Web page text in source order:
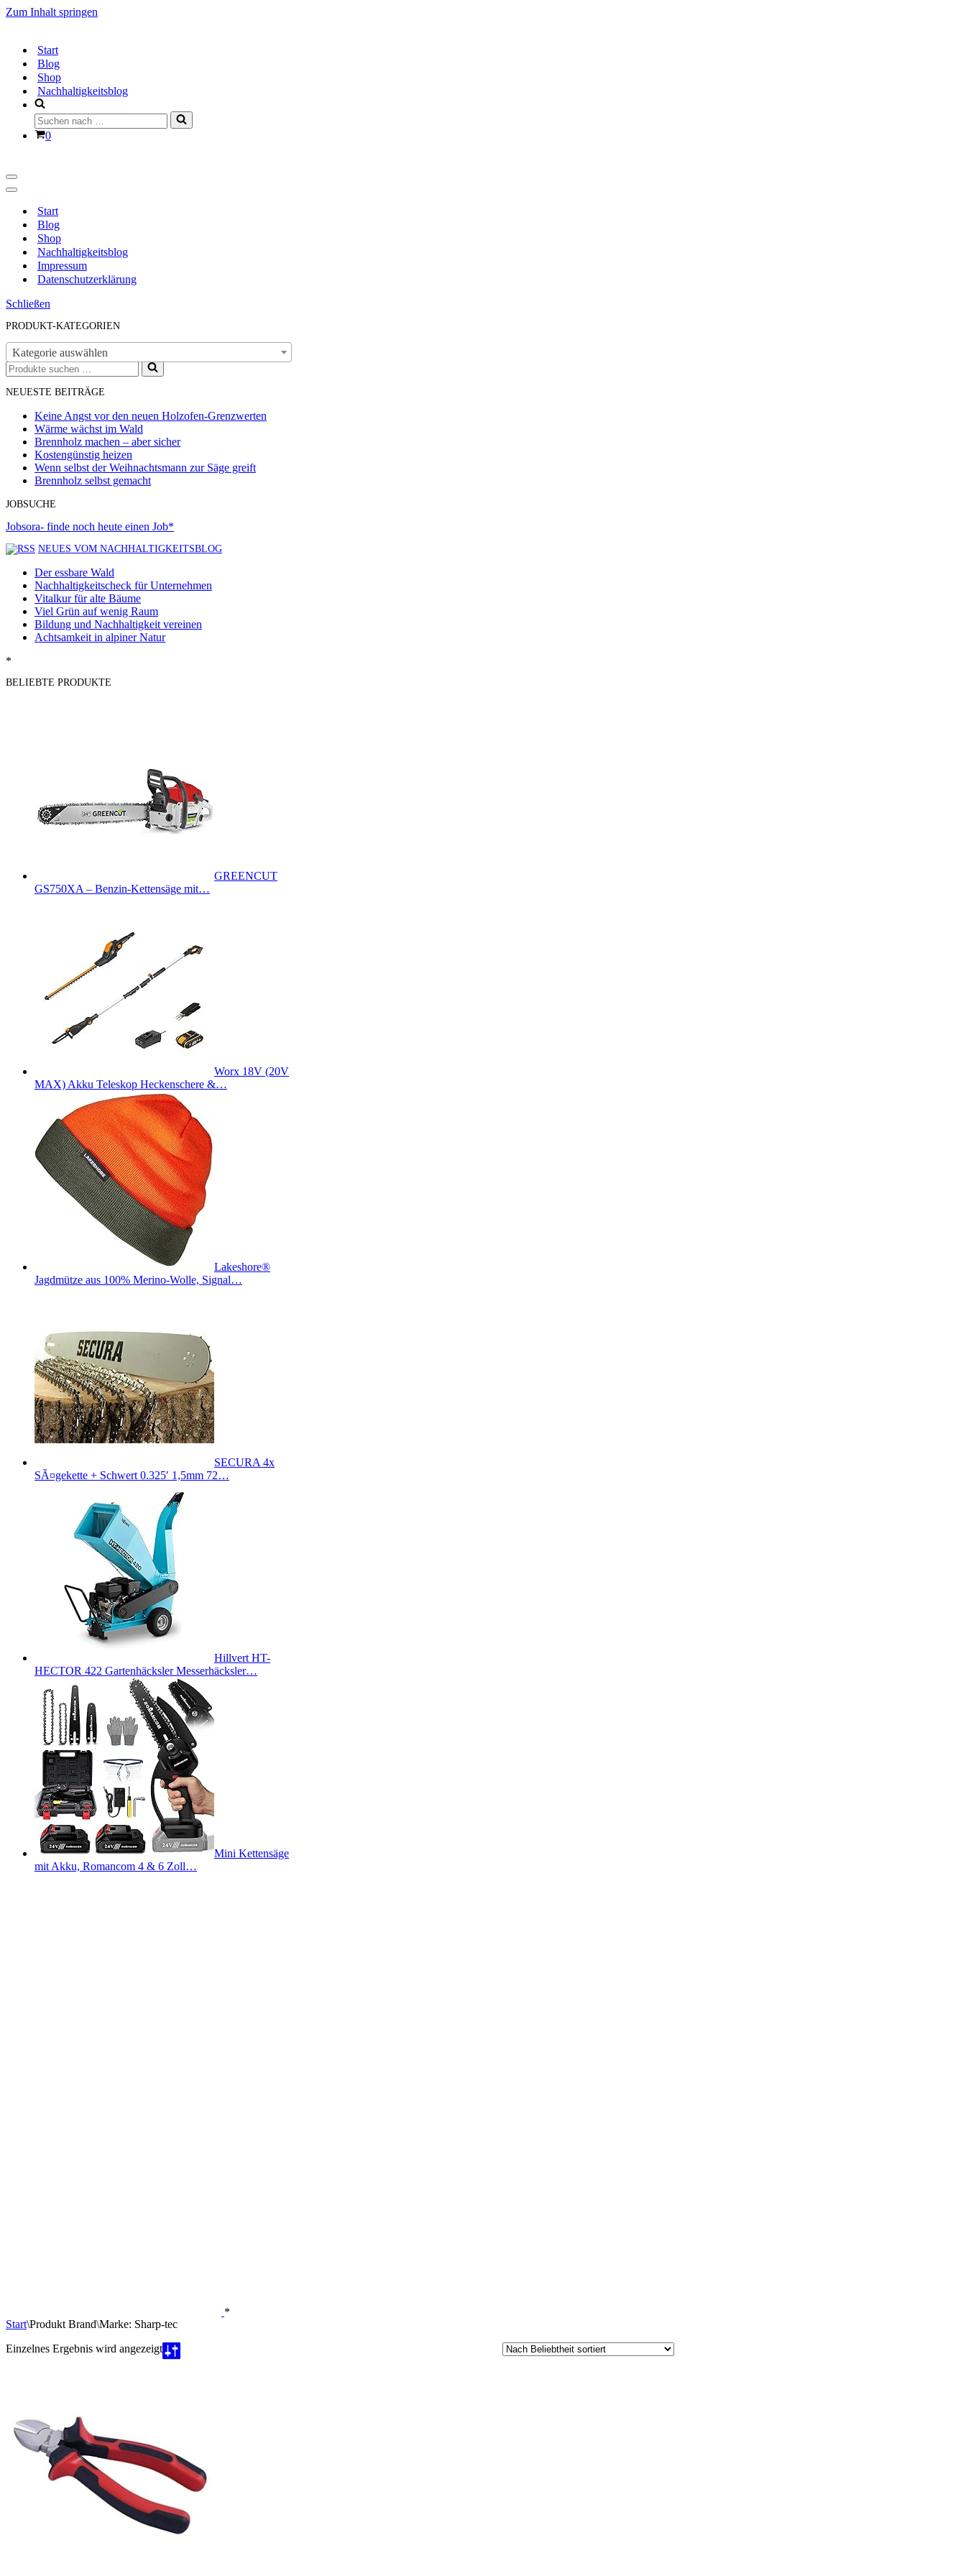
Zum Inhalt springen
Start
Blog
Shop
Nachhaltigkeitsblog
Suchen
nach …
Warenkorb
0
Navigationsmenü
Navigationsmenü
Start
Blog
Shop
Nachhaltigkeitsblog
Impressum
Datenschutzerklärung
Schließen
PRODUKT-KATEGORIEN
Kategorie auswählen
Suchen
nach …
NEUESTE BEITRÄGE
Keine Angst vor den neuen Holzofen-Grenzwerten
Wärme wächst im Wald
Brennholz machen – aber sicher
Kostengünstig heizen
Wenn selbst der Weihnachtsmann zur Säge greift
Brennholz selbst gemacht
JOBSUCHE
Jobsora- finde noch heute einen Job*
NEUES VOM NACHHALTIGKEITSBLOG
Der essbare Wald
Nachhaltigkeitscheck für Unternehmen
Vitalkur für alte Bäume
Viel Grün auf wenig Raum
Bildung und Nachhaltigkeit vereinen
Achtsamkeit in alpiner Natur
*
BELIEBTE PRODUKTE
GREENCUT
GS750XA – Benzin-Kettensäge mit…
Worx 18V (20V
MAX) Akku Teleskop Heckenschere &…
Lakeshore®
Jagdmütze aus 100% Merino-Wolle, Signal…
SECURA 4x
SÃ¤gekette + Schwert 0.325′ 1,5mm 72…
Hillvert HT-
HECTOR 422 Gartenhäcksler Messerhäcksler…
Mini Kettensäge
mit Akku, Romancom 4 & 6 Zoll…
*
Start\Produkt Brand\Marke: Sharp-tec
Einzelnes Ergebnis wird angezeigt